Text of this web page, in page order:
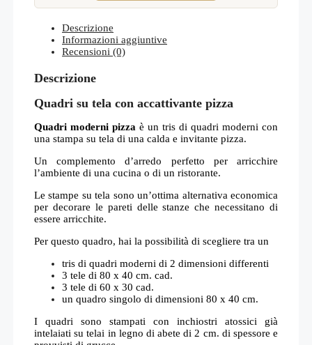
Descrizione
Informazioni aggiuntive
Recensioni (0)
Descrizione
Quadri su tela con accattivante pizza
Quadri moderni pizza è un tris di quadri moderni con
una stampa su tela di una calda e invitante pizza.
Un complemento d’arredo perfetto per arricchire
l’ambiente di una cucina o di un ristorante.
Le stampe su tela sono un’ottima alternativa economica
per decorare le pareti delle stanze che necessitano di
essere arricchite.
Per questo quadro, hai la possibilità di scegliere tra un
tris di quadri moderni di 2 dimensioni differenti
3 tele di 80 x 40 cm. cad.
3 tele di 60 x 30 cad.
un quadro singolo di dimensioni 80 x 40 cm.
I quadri sono stampati con inchiostri atossici già
intelaiati su telai in legno di abete di 2 cm. di spessore e